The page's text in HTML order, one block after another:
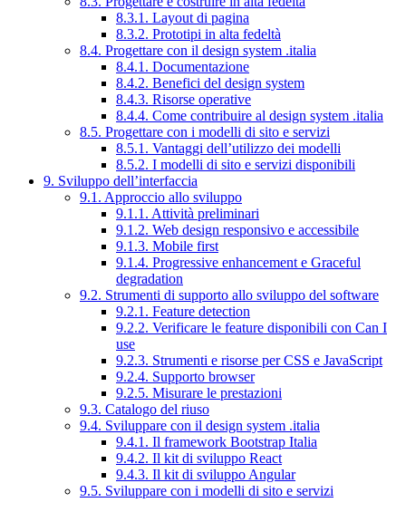
8.3.1. Layout di pagina
8.3.2. Prototipi in alta fedeltà
8.4. Progettare con il design system .italia
8.4.1. Documentazione
8.4.2. Benefici del design system
8.4.3. Risorse operative
8.4.4. Come contribuire al design system .italia
8.5. Progettare con i modelli di sito e servizi
8.5.1. Vantaggi dell’utilizzo dei modelli
8.5.2. I modelli di sito e servizi disponibili
9. Sviluppo dell’interfaccia
9.1. Approccio allo sviluppo
9.1.1. Attività preliminari
9.1.2. Web design responsivo e accessibile
9.1.3. Mobile first
9.1.4. Progressive enhancement e Graceful
degradation
9.2. Strumenti di supporto allo sviluppo del software
9.2.1. Feature detection
9.2.2. Verificare le feature disponibili con Can I
use
9.2.3. Strumenti e risorse per CSS e JavaScript
9.2.4. Supporto browser
9.2.5. Misurare le prestazioni
9.3. Catalogo del riuso
9.4. Sviluppare con il design system .italia
9.4.1. Il framework Bootstrap Italia
9.4.2. Il kit di sviluppo React
9.4.3. Il kit di sviluppo Angular
9.5. Sviluppare con i modelli di sito e servizi